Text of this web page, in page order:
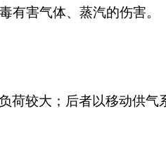
害气体、蒸汽的伤害。
较大；后者以移动供